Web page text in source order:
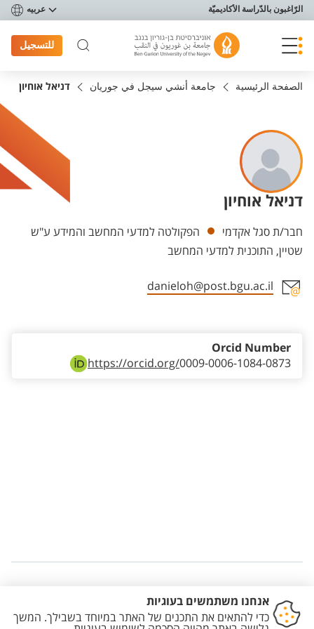
תפריט נגישות
الرّاغبون بالدّراسة الأكاديميّة عربيه
للتسجيل
الصفحة الرئيسية جامعة أنشي سيجل في جوريان דניאל אוחיון
דניאל אוחיון
Departments
חבר/ת סגל אקדמי
הפקולטה למדעי המחשב והמידע ע"ש
שטיין, התוכנית למדעי המחשב
danieloh@post.bgu.ac.il
https://orcid.org/0009-0006-1084-0873
Orcid Number